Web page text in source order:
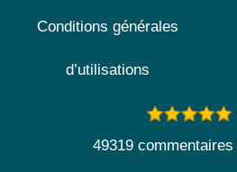
Conditions générales
d’utilisations
49319